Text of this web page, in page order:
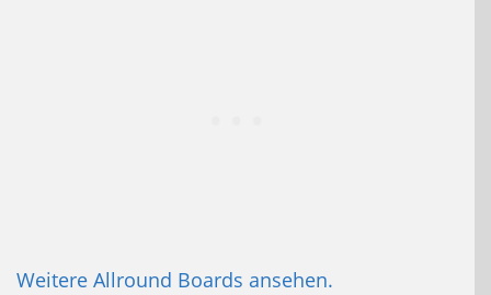
Weitere Allround Boards ansehen.